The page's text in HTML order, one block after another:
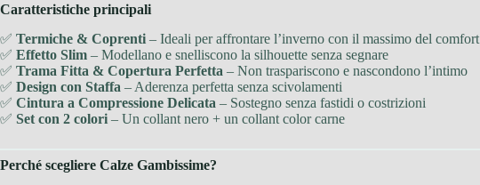
Caratteristiche principali
✅ Termiche & Coprenti – Ideali per affrontare l’inverno con il massimo del comfort
✅ Effetto Slim – Modellano e snelliscono la silhouette senza segnare
✅ Trama Fitta & Copertura Perfetta – Non traspariscono e nascondono l’intimo
✅ Design con Staffa – Aderenza perfetta senza scivolamenti
✅ Cintura a Compressione Delicata – Sostegno senza fastidi o costrizioni
✅ Set con 2 colori – Un collant nero + un collant color carne
Perché scegliere Calze Gambissime?